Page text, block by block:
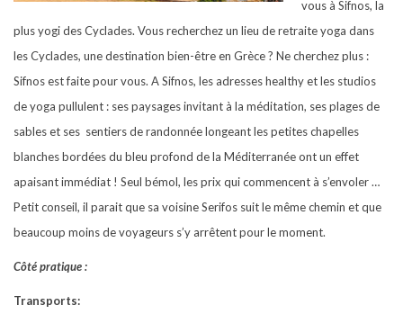
vous à Sifnos, la
plus yogi des Cyclades. Vous recherchez un lieu de retraite yoga dans
les Cyclades, une destination bien-être en Grèce ? Ne cherchez plus :
Sifnos est faite pour vous. A Sifnos, les adresses healthy et les studios
de yoga pullulent : ses paysages invitant à la méditation, ses plages de
sables et ses sentiers de randonnée longeant les petites chapelles
blanches bordées du bleu profond de la Méditerranée ont un effet
apaisant immédiat ! Seul bémol, les prix qui commencent à s’envoler …
Petit conseil, il parait que sa voisine Serifos suit le même chemin et que
beaucoup moins de voyageurs s’y arrêtent pour le moment.
Côté pratique :
Transports: